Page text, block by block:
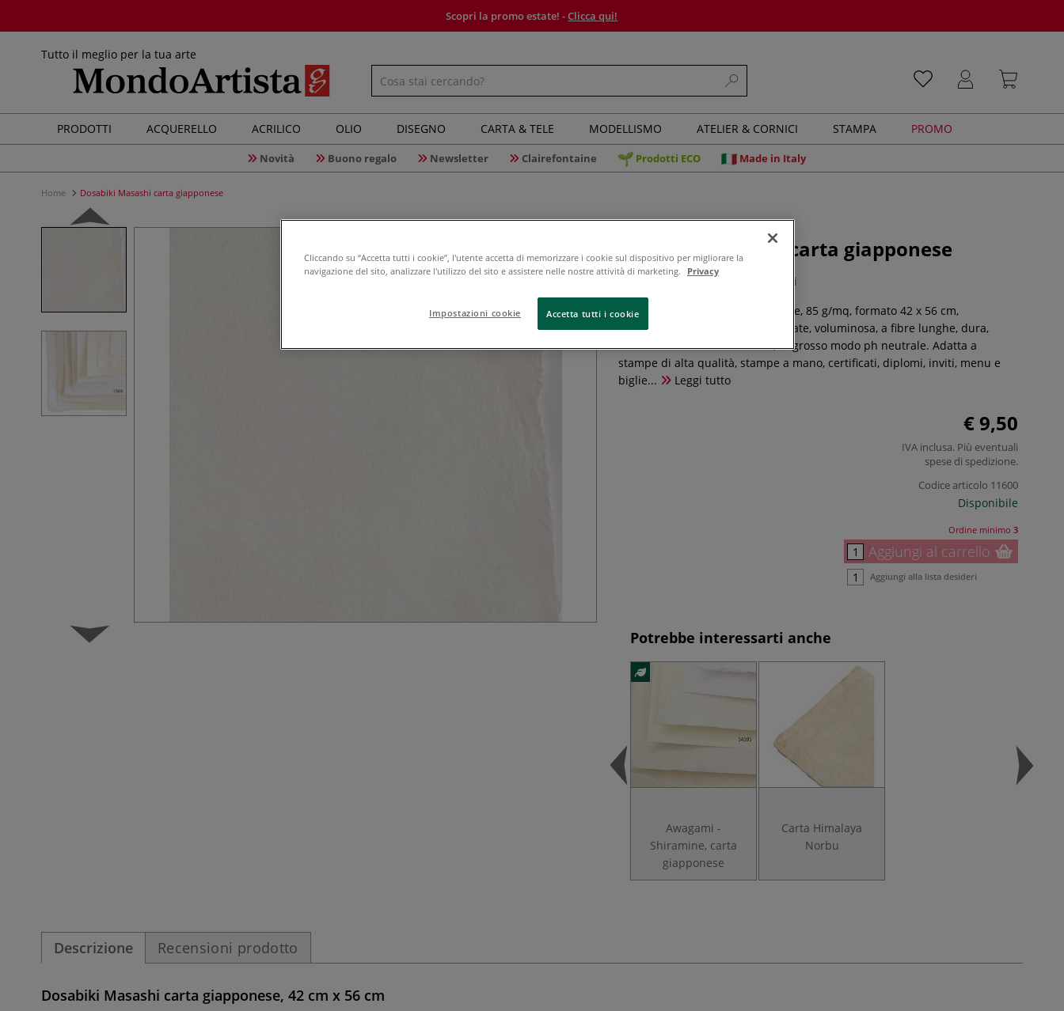
Scopri la promo estate! -Clicca qui!
Tutto il meglio per la tua arte
PRODOTTI ACQUERELLO ACRILICO OLIO DISEGNO CARTA & TELE MODELLISMO ATELIER & CORNICI STAMPA PROMO
Novità Buono regalo Newsletter Clairefontaine Prodotti ECO Made in Italy
Home Dosabiki Masashi carta giapponese
Dosabiki Masashi carta giapponese
0 recensioni
Bianco puro, superficie ruvida fine, 85 g/mq, formato 42 x 56 cm,
artigianale di fibre naturali pregiate, voluminosa, a fibre lunghe, dura,
resistente all'invecchiamento, in grosso modo ph neutrale. Adatta a
stampe di alta qualità, stampe a mano, certificati, diplomi, inviti, menu e
biglie...
Leggi tutto
€ 9,50
IVA inclusa. Più eventuali
spese di spedizione.
Codice articolo 11600
Disponibile
Ordine minimo 3
Aggiungi al carrello
Aggiungi alla lista desideri
Potrebbe interessarti anche
Awagami -
Shiramine, carta
giapponese
Carta Himalaya
Norbu
Descrizione Recensioni prodotto
Dosabiki Masashi carta giapponese, 42 cm x 56 cm
Cliccando su “Accetta tutti i cookie”, l'utente accetta di memorizzare i cookie sul dispositivo per migliorare la
navigazione del sito, analizzare l'utilizzo del sito e assistere nelle nostre attività di marketing.
Privacy
Impostazioni cookie Accetta tutti i cookie